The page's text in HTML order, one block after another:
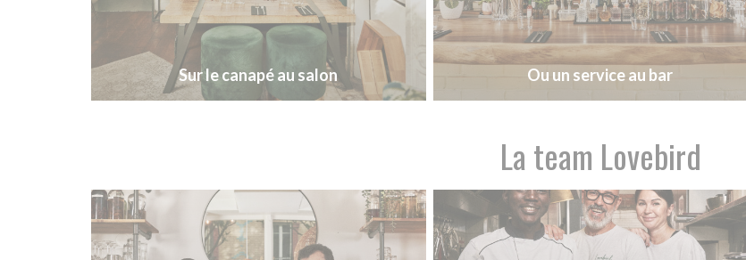
Sur le canapé au salon Ou un service au bar
La team Lovebird